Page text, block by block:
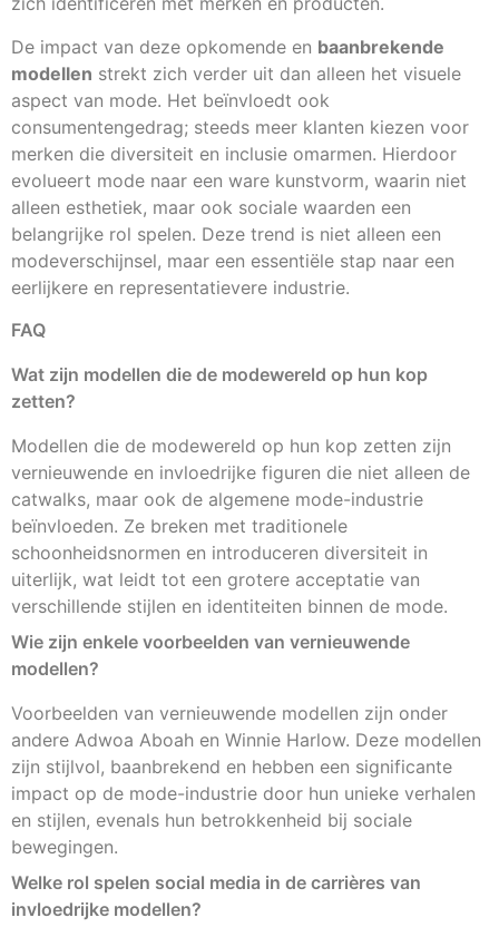
De impact van deze opkomende en baanbrekende
modellen strekt zich verder uit dan alleen het visuele
aspect van mode. Het beïnvloedt ook
consumentengedrag; steeds meer klanten kiezen voor
merken die diversiteit en inclusie omarmen. Hierdoor
evolueert mode naar een ware kunstvorm, waarin niet
alleen esthetiek, maar ook sociale waarden een
belangrijke rol spelen. Deze trend is niet alleen een
modeverschijnsel, maar een essentiële stap naar een
eerlijkere en representatievere industrie.
FAQ
Wat zijn modellen die de modewereld op hun kop
zetten?
Modellen die de modewereld op hun kop zetten zijn
vernieuwende en invloedrijke figuren die niet alleen de
catwalks, maar ook de algemene mode-industrie
beïnvloeden. Ze breken met traditionele
schoonheidsnormen en introduceren diversiteit in
uiterlijk, wat leidt tot een grotere acceptatie van
verschillende stijlen en identiteiten binnen de mode.
Wie zijn enkele voorbeelden van vernieuwende
modellen?
Voorbeelden van vernieuwende modellen zijn onder
andere Adwoa Aboah en Winnie Harlow. Deze modellen
zijn stijlvol, baanbrekend en hebben een significante
impact op de mode-industrie door hun unieke verhalen
en stijlen, evenals hun betrokkenheid bij sociale
bewegingen.
Welke rol spelen social media in de carrières van
invloedrijke modellen?